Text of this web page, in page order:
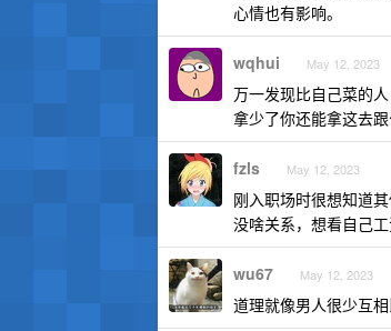
心情也有影响。
wqhui May 12, 2023
万一发现比自己菜的
拿少了你还能拿这去
fzls May 12, 2023
刚入职场时很想知道
没啥关系，想看自己
wu67 May 12, 2023
道理就像男人很少互